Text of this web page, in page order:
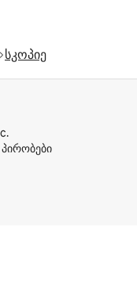
სკოპიე
პირობები